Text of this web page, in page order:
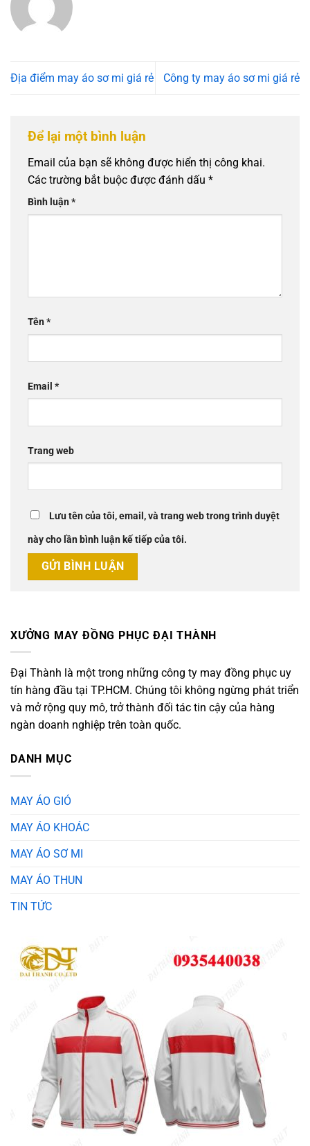
Địa điểm may áo sơ mi giá rẻ Công ty may áo sơ mi giá rẻ
Để lại một bình luận
Email của bạn sẽ không được hiển thị công khai.
Các trường bắt buộc được đánh dấu *
Bình luận*
Tên*
Email *
Trang web
Lưu tên của tôi, email, và trang web trong trình duyệt
này cho lần bình luận kế tiếp của tôi.
XƯỞNG MAY ĐỒNG PHỤC ĐẠI THÀNH
Đại Thành là một trong những công ty may đồng phục uy
tín hàng đầu tại TP.HCM. Chúng tôi không ngừng phát triển
và mở rộng quy mô, trở thành đối tác tin cậy của hàng
ngàn doanh nghiệp trên toàn quốc.
DANH MỤC
MAY ÁO GIÓ
MAY ÁO KHOÁC
MAY ÁO SƠ MI
MAY ÁO THUN
TIN TỨC